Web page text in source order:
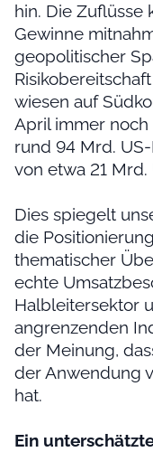
hin. Die Zuflüsse
Gewinne
geopolitischer
wiesen auf
April immer
rund 94 Mrd.
von etwa 21
Dies spiegelt
die
thematischer
echte
Halbleitersektor
angrenzenden
der Meinung,
der Anwendung
hat.
Ein